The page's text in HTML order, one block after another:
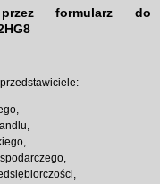
przez